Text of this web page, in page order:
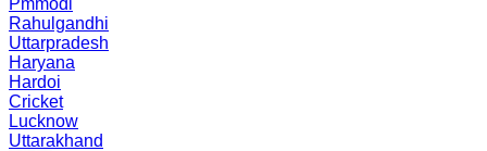
Pmmodi
Rahulgandhi
Uttarpradesh
Haryana
Hardoi
Cricket
Lucknow
Uttarakhand